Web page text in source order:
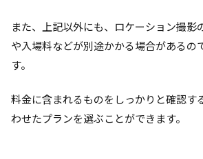
また、上記以外にも、ロケーション撮影
や入場料などが別途かかる場合があるの
す。
料金に含まれるものをしっかりと確認す
わせたプランを選ぶことができます。